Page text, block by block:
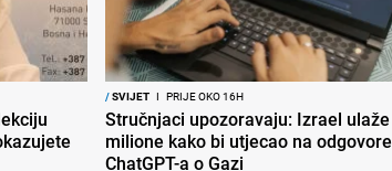
/SVIJET I PRIJE OKO 16H
Stručnjaci upozoravaju: Izrael ulaže
milione kako bi utjecao na odgovore
ChatGPT-a o Gazi